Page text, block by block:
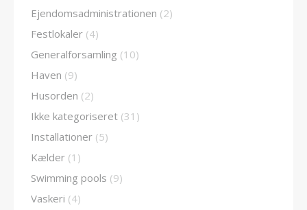
Ejendomsadministrationen (2)
Festlokaler (4)
Generalforsamling (10)
Haven (9)
Husorden (2)
Ikke kategoriseret (31)
Installationer (5)
Kælder (1)
Swimming pools (9)
Vaskeri (4)